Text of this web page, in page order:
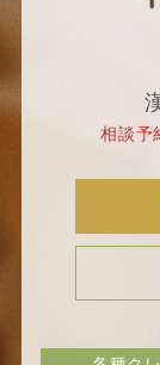
相談予